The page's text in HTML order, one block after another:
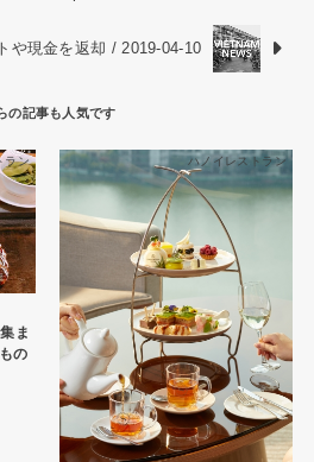
や現金を返却 / 2019-04-10
ラン
ま
の
ハノイレストラン